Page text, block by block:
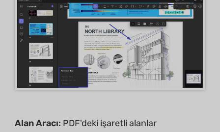
Alan Aracı: PDF'deki işaretli alanlar